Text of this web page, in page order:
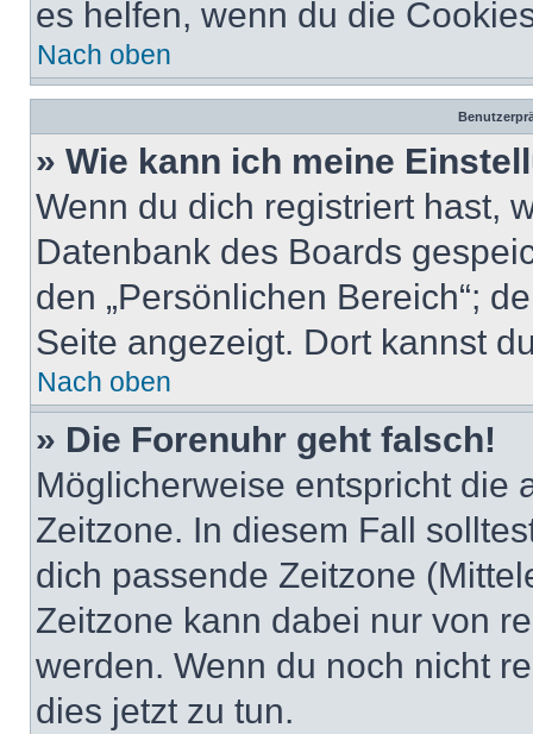
es helfen, wenn du die
Nach oben
» Wie kann ich meine
Wenn du dich registriert hast,
Datenbank des Boards
den „Persönlichen Bereich“;
Seite angezeigt. Dort kannst
Nach oben
» Die Forenuhr geht falsch!
Möglicherweise entspricht die
Zeitzone. In diesem Fall
dich passende Zeitzone
Zeitzone kann dabei nur von
werden. Wenn du noch nicht
dies jetzt zu tun.